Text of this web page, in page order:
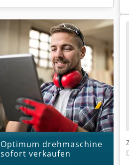
optimum drehmaschine
sofort verkaufen